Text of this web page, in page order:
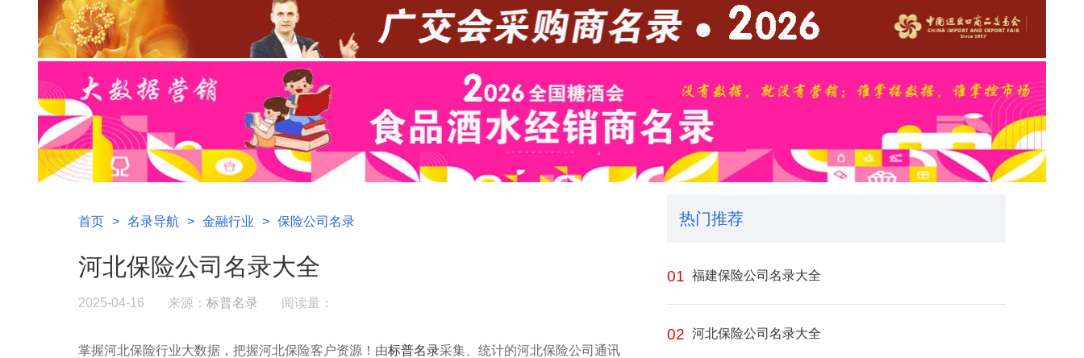
首页 > 名录导航 > 金融行业 > 保险公司名录
河北保险公司名录大全
2025-04-16 来源： 标普名录 阅读量：
掌握河北保险行业大数据，把握河北保险客户资源！由标普名录采集、统计的河北保险公司通讯
热门推荐
01 福建保险公司名录大全
02 河北保险公司名录大全